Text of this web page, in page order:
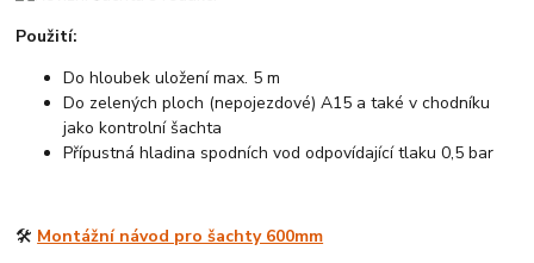
Použití:
Do hloubek uložení max. 5 m
Do zelených ploch (nepojezdové) A15 a také v chodníku
jako kontrolní šachta
Přípustná hladina spodních vod odpovídající tlaku 0,5 bar
🛠️ Montážní návod pro šachty 600mm